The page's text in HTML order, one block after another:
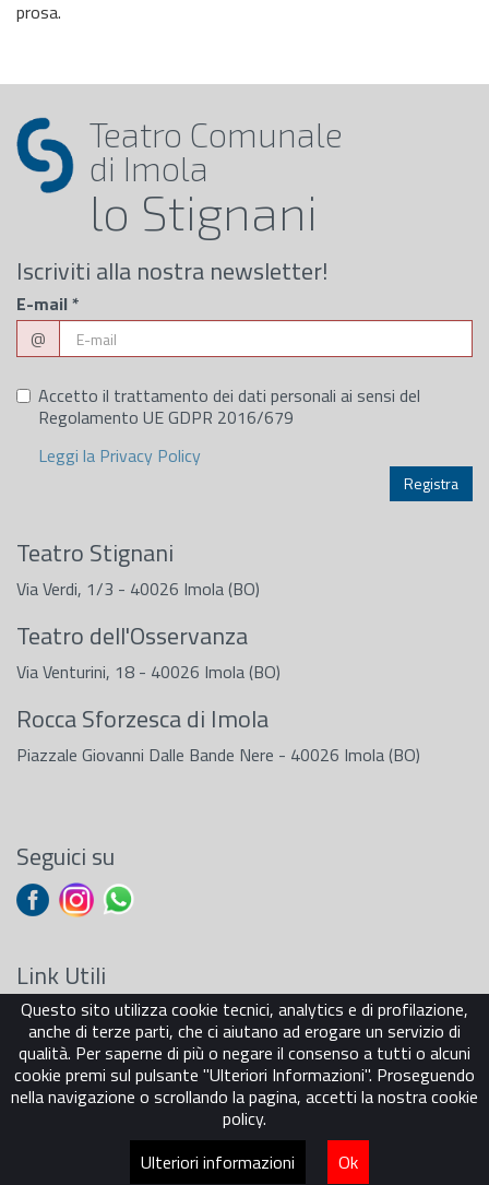
prosa.
Teatro Comunale
di Imola
lo Stignani
Iscriviti alla nostra newsletter!
E-mail*
@
Accetto il trattamento dei dati personali ai sensi del
Regolamento UE GDPR 2016/679
Leggi la Privacy Policy
Teatro Stignani
Via Verdi, 1/3 - 40026 Imola (BO)
Teatro dell'Osservanza
Via Venturini, 18 - 40026 Imola (BO)
Rocca Sforzesca di Imola
Piazzale Giovanni Dalle Bande Nere - 40026 Imola (BO)
Seguici su
Link Utili
Sostenitori
Carta dei Servizi
Cookie Policy
Privacy Policy
powered by
Questo sito utilizza cookie tecnici, analytics e di profilazione,
anche di terze parti, che ci aiutano ad erogare un servizio di
qualità. Per saperne di più o negare il consenso a tutti o alcuni
cookie premi sul pulsante "Ulteriori Informazioni". Proseguendo
nella navigazione o scrollando la pagina, accetti la nostra cookie
policy.
Ulteriori informazioni
Ok